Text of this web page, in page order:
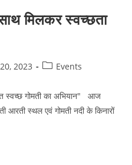
मिलकर स्वच्छता
2023
PostEvents
स्वच्छ गोमती का अभियान" आज
आरती स्थल एवं गोमती नदी के किनारों